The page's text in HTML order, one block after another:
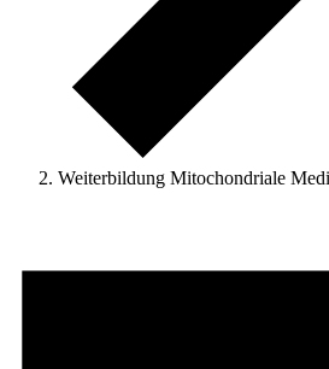
Weiterbildung Mitochondriale